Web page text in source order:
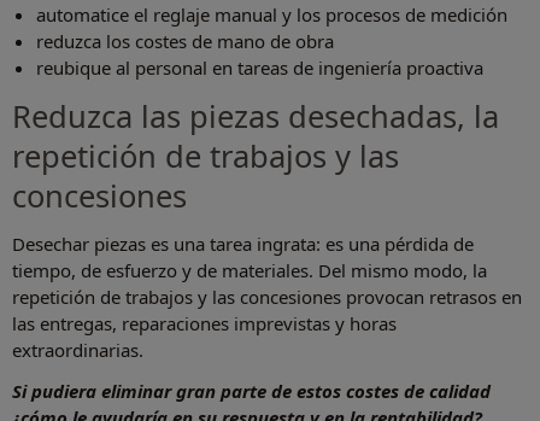
automatice el reglaje manual y los procesos de medición
reduzca los costes de mano de obra
reubique al personal en tareas de ingeniería proactiva
Reduzca las piezas desechadas, la
repetición de trabajos y las
concesiones
Desechar piezas es una tarea ingrata: es una pérdida de
tiempo, de esfuerzo y de materiales. Del mismo modo, la
repetición de trabajos y las concesiones provocan retrasos en
las entregas, reparaciones imprevistas y horas
extraordinarias.
Si pudiera eliminar gran parte de estos costes de calidad